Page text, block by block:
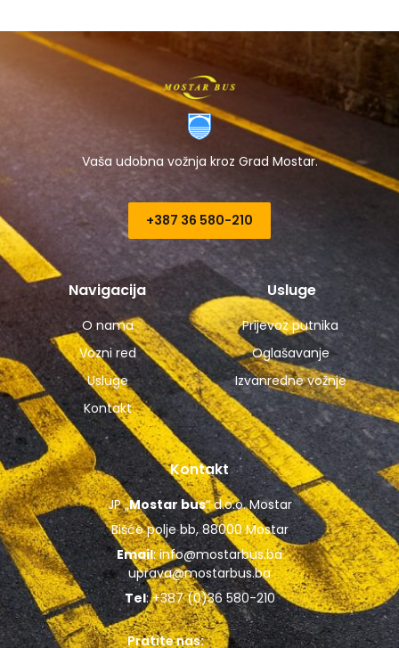
Vaša udobna vožnja kroz Grad Mostar.
+387 36 580-210​
Navigacija
O nama
Vozni red
Usluge
Kontakt
Usluge
Prijevoz putnika
Oglašavanje
Izvanredne vožnje
Kontakt
JP „Mostar bus“ d.o.o. Mostar
Bišće polje bb, 88000 Mostar
Email:info@mostarbus.ba
uprava@mostarbus.ba
Tel: +387 (0)36 580-210
Pratite nas: